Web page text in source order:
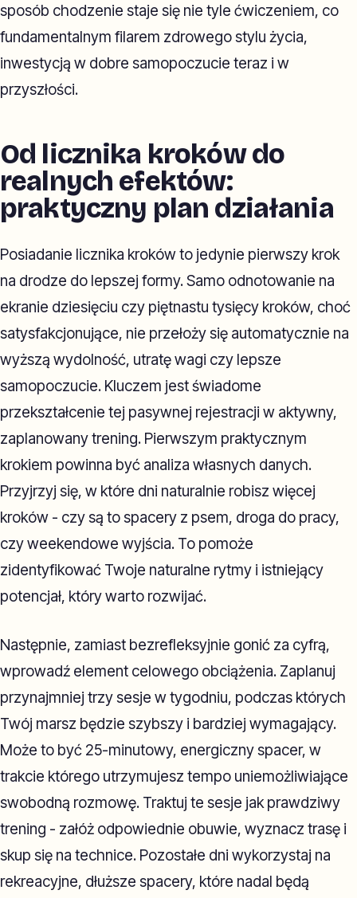
sposób chodzenie staje się nie tyle ćwiczeniem, co
fundamentalnym filarem zdrowego stylu życia,
inwestycją w dobre samopoczucie teraz i w
przyszłości.
Od licznika kroków do
realnych efektów:
praktyczny plan działania
Posiadanie licznika kroków to jedynie pierwszy krok
na drodze do lepszej formy. Samo odnotowanie na
ekranie dziesięciu czy piętnastu tysięcy kroków, choć
satysfakcjonujące, nie przełoży się automatycznie na
wyższą wydolność, utratę wagi czy lepsze
samopoczucie. Kluczem jest świadome
przekształcenie tej pasywnej rejestracji w aktywny,
zaplanowany trening. Pierwszym praktycznym
krokiem powinna być analiza własnych danych.
Przyjrzyj się, w które dni naturalnie robisz więcej
kroków - czy są to spacery z psem, droga do pracy,
czy weekendowe wyjścia. To pomoże
zidentyfikować Twoje naturalne rytmy i istniejący
potencjał, który warto rozwijać.
Następnie, zamiast bezrefleksyjnie gonić za cyfrą,
wprowadź element celowego obciążenia. Zaplanuj
przynajmniej trzy sesje w tygodniu, podczas których
Twój marsz będzie szybszy i bardziej wymagający.
Może to być 25-minutowy, energiczny spacer, w
trakcie którego utrzymujesz tempo uniemożliwiające
swobodną rozmowę. Traktuj te sesje jak prawdziwy
trening - załóż odpowiednie obuwie, wyznacz trasę i
skup się na technice. Pozostałe dni wykorzystaj na
rekreacyjne, dłuższe spacery, które nadal będą